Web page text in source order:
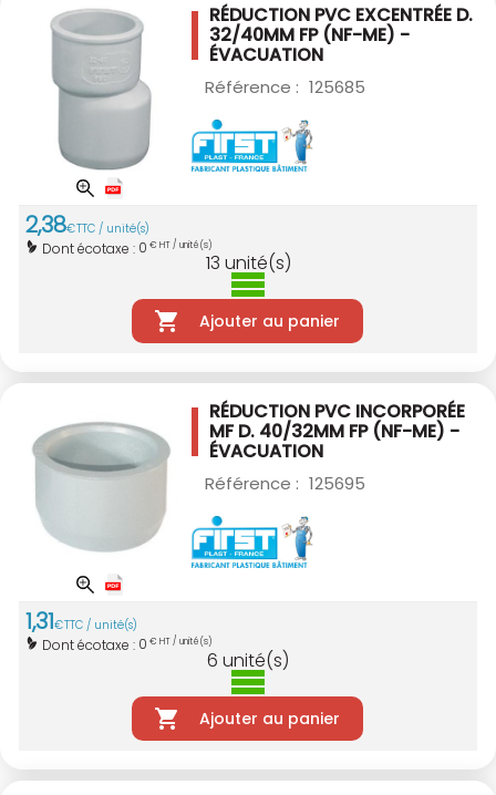
RÉDUCTION PVC EXCENTRÉE D.
32/40MM FP (NF-ME) -
ÉVACUATION
Référence : 125685
2,38€TTC / unité(s)
Dont écotaxe : 0 € HT / unité(s)
13 unité(s)
Ajouter au panier
RÉDUCTION PVC INCORPORÉE
MF D. 40/32MM FP (NF-ME) -
ÉVACUATION
Référence : 125695
1,31€TTC / unité(s)
Dont écotaxe : 0 € HT / unité(s)
6 unité(s)
Ajouter au panier